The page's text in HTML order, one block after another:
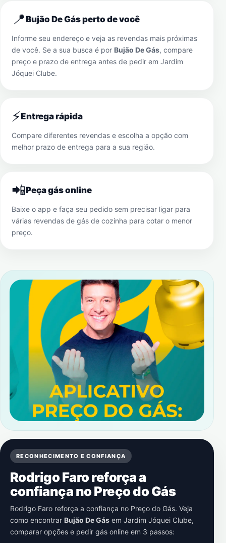
📍Bujão De Gás perto de você
Informe seu endereço e veja as revendas mais próximas
de você. Se a sua busca é por Bujão De Gás, compare
preço e prazo de entrega antes de pedir em Jardim
Jóquei Clube.
⚡Entrega rápida
Compare diferentes revendas e escolha a opção com
melhor prazo de entrega para a sua região.
📲Peça gás online
Baixe o app e faça seu pedido sem precisar ligar para
várias revendas de gás de cozinha para cotar o menor
preço.
RECONHECIMENTO E CONFIANÇA
Rodrigo Faro reforça a
confiança no Preço do Gás
Rodrigo Faro reforça a confiança no Preço do Gás. Veja
como encontrar Bujão De Gás em Jardim Jóquei Clube,
comparar opções e pedir gás online em 3 passos: